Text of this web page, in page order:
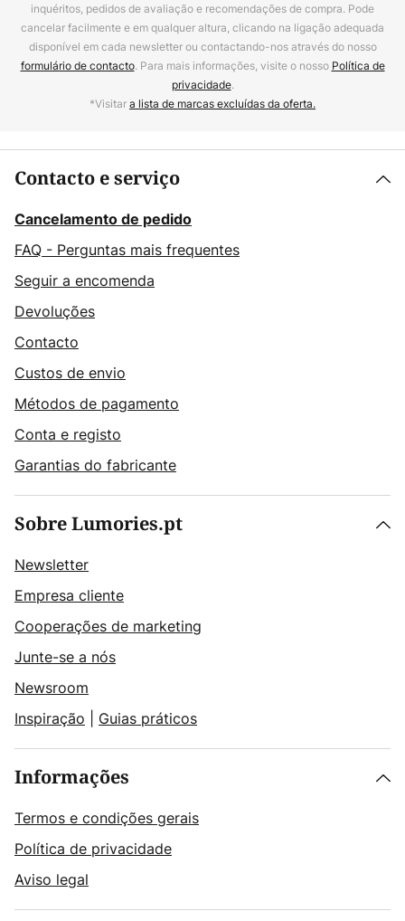
inquéritos, pedidos de avaliação e recomendações de compra. Pode
cancelar facilmente e em qualquer altura, clicando na ligação adequada
disponível em cada newsletter ou contactando-nos através do nosso
formulário de contacto. Para mais informações, visite o nosso Política de
privacidade.
*Visitara lista de marcas excluídas da oferta.
Contacto e serviço
Cancelamento de pedido
FAQ - Perguntas mais frequentes
Seguir a encomenda
Devoluções
Contacto
Custos de envio
Métodos de pagamento
Conta e registo
Garantias do fabricante
Sobre Lumories.pt
Newsletter
Empresa cliente
Cooperações de marketing
Junte-se a nós
Newsroom
Inspiração
Guias práticos
Informações
Termos e condições gerais
Política de privacidade
Aviso legal